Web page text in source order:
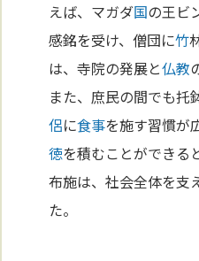
えば、マガダ国の王ビ
感銘を受け、僧団に竹
は、寺院の発展と仏教
また、庶民の間でも托
侶に食事を施す習慣が
徳を積むことができる
布施は、社会全体を支
た。